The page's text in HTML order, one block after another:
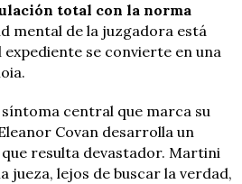
total con la norma
mental de la juzgadora está
se convierte en una
central que marca su
Covan desarrolla un
resulta devastador. Martini
jueza, lejos de buscar la verdad,